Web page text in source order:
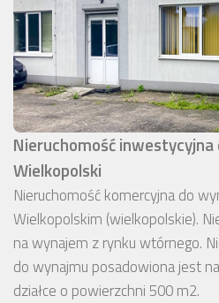
Nieruchomość
Wielkopolski
Nieruchomość komercyjna do
Wielkopolskim (wielkopolskie).
na wynajem z rynku wtórnego.
do wynajmu posadowiona jest
działce o powierzchni 500 m2.